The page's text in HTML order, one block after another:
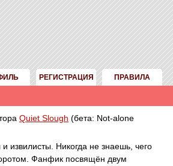
РЕГИСТРАЦИЯ ПРАВИЛА
Quiet Slough (бета: Not-alone
извилисты. Никогда не знаешь, чего
Фанфик посвящён двум